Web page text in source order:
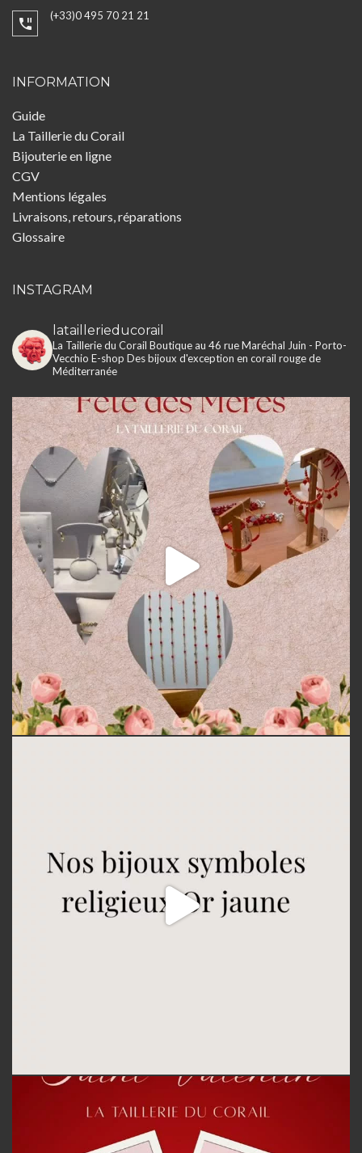
(+33)0 495 70 21 21
INFORMATION
Guide
La Taillerie du Corail
Bijouterie en ligne
CGV
Mentions légales
Livraisons, retours, réparations
Glossaire
INSTAGRAM
lataillerieducorail
La Taillerie du Corail Boutique au 46 rue Maréchal Juin - Porto-
Vecchio E-shop Des bijoux d'exception en corail rouge de
Méditerranée